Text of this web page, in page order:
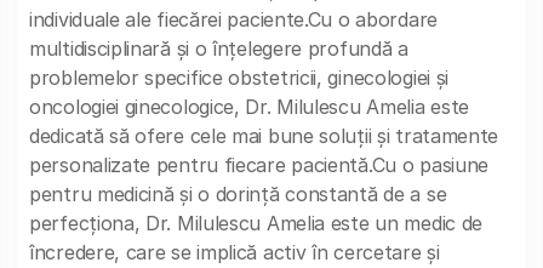
individuale ale fiecărei paciente.Cu o abordare
multidisciplinară și o înțelegere profundă a
problemelor specifice obstetricii, ginecologiei și
oncologiei ginecologice, Dr. Milulescu Amelia este
dedicată să ofere cele mai bune soluții și tratamente
personalizate pentru fiecare pacientă.Cu o pasiune
pentru medicină și o dorință constantă de a se
perfecționa, Dr. Milulescu Amelia este un medic de
încredere, care se implică activ în cercetare și